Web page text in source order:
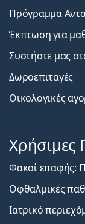
Πρόγραμμα
Έκπτωση για
Συστήστε μας
Δωροεπιταγές
Οικολογικές
Χρήσιμες
Φακοί επαφής:
Οφθαλμικές
Ιατρικό